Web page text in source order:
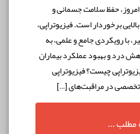
سلامت جسمانی و
است. فیزیوتراپی،
جامع و علمی، به
و بهبود عملکرد بیماران
چیست؟ فیزیوتراپی